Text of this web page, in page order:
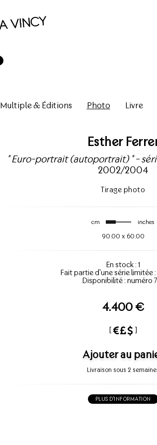
Multiple & Éditions Photo Livre
Esther
" Euro-portrait (autoportrait) " -
2002/2004
Tirage photo
cm inches
90.00 x 60.00
En stock : 1
Fait partie d'une série limitée
Disponibilité : numéro
4.400 €
[ ]
Ajouter au
Livraison sous 2
PLUS D'INFORMATION